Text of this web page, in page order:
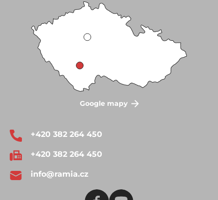
Google mapy
+420 382 264 450
+420 382 264 450
info@ramia.cz